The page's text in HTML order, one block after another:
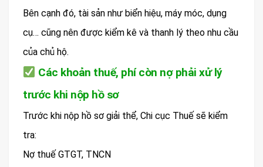
Bên cạnh đó, tài sản như biển hiệu, máy móc, dụng
cụ… cũng nên được kiểm kê và thanh lý theo nhu cầu
của chủ hộ.
Các khoản thuế, phí còn nợ phải xử lý
trước khi nộp hồ sơ
Trước khi nộp hồ sơ giải thể, Chi cục Thuế sẽ kiểm
tra:
Nợ thuế GTGT, TNCN